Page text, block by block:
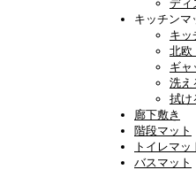
キッチンマ
キッ
北欧
ギャ
洗え
拭け
廊下敷き
階段マット
トイレマッ
バスマット